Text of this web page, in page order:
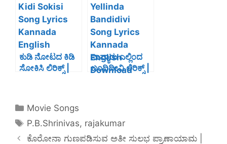
Kannada Lyrics
Lyrics In
Kannada-Hero
ಕುಡಿ ನೋಟದ ಕಿಡಿ
ಸೋಕಿಸಿ ಲಿರಿಕ್ಸ್ |
Kannada
English-
srikrishna@gm
ನಾವ್ಯಾರು ಎಲ್ಲಿಂದ
ಬಂದಿದೀವಿ ಲಿರಿಕ್ಸ್ |
Kannada
English-DNA
Movie Songs
P.B.Shrinivas, rajakumar
ಕೊರೋನಾ ಗುಣಪಡಿಸುವ ಅತೀ ಸುಲಭ ಪ್ರಾಣಾಯಾಮ |